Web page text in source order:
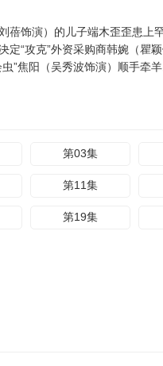
蓓饰演）的儿子端木歪歪患上
定“攻克”外资采购商韩婉（瞿
”焦阳（吴秀波饰演）顺手牵
第03集
第11集
第19集